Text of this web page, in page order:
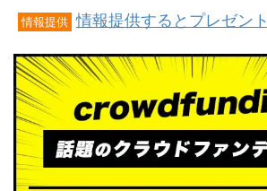
情報提供 情報提供するとプレゼント